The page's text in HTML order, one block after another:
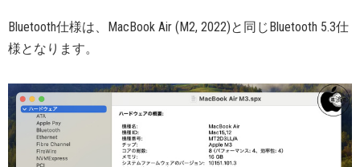
Bluetooth仕様は、MacBook Air (M2, 2022)と同じBluetooth 5.3仕
様となります。